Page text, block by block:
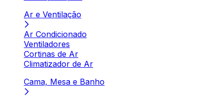
Ar e Ventilação
Ar Condicionado
Ventiladores
Cortinas de Ar
Climatizador de Ar
Cama, Mesa e Banho